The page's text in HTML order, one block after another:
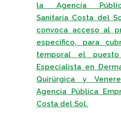
la Agencia
Sanitaria Costa del
convoca acceso al
específico, para
temporal el
Especialista en
Quirúrgica y
Agencia Pública
Costa del Sol.